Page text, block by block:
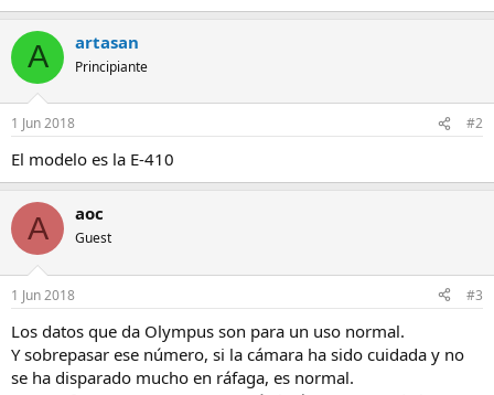
A artasan
Principiante
1 Jun 2018 #2
El modelo es la E-410
A aoc
Guest
1 Jun 2018 #3
Los datos que da Olympus son para un uso normal.
Y sobrepasar ese número, si la cámara ha sido cuidada y no
se ha disparado mucho en ráfaga, es normal.